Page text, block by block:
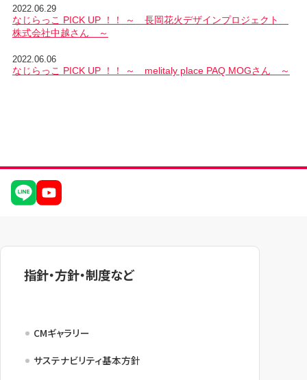
2022.06.29
なじらっこ PICK UP ！！ ～ 長岡花火デザインプロジェクト
株式会社中越さん ～
2022.06.06
なじらっこ PICK UP ！！ ～ melitaly place PAQ MOGさん ～
指針・方針・制度など
CMギャラリー
サステナビリティ基本方針